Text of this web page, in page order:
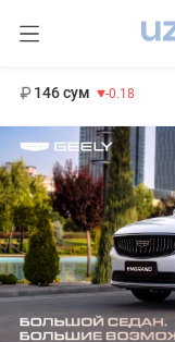
146 сум -0.18